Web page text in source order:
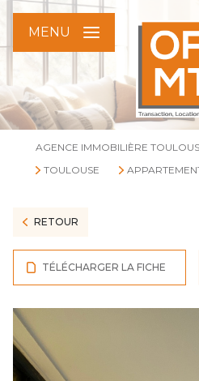
MENU
AGENCE IMMOBILIÈRE
TOULOUSE
RETOUR
TÉLÉCHARGER LA FICHE